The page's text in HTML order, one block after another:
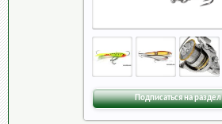
Подписаться на раздел